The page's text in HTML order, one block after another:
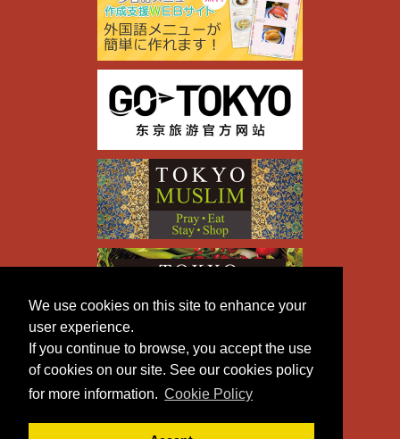
We use cookies on this site to enhance your
user experience.
If you continue to browse, you accept the use
of cookies on our site. See our cookies policy
for more information. Cookie Policy